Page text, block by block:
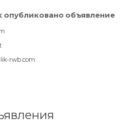
опубликовано объявление
rwb.com